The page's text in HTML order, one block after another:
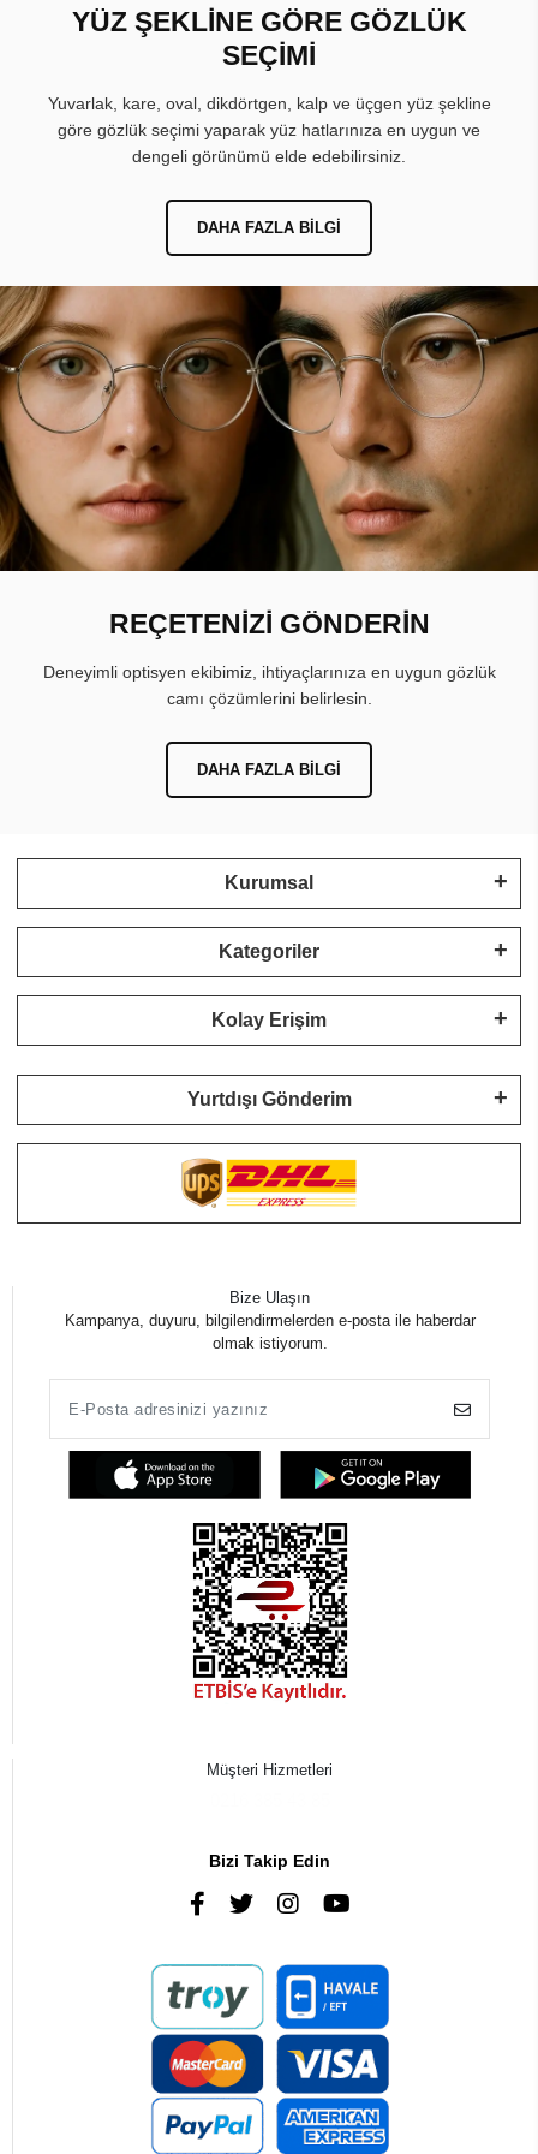
YÜZ ŞEKLİNE GÖRE GÖZLÜK
SEÇİMİ
Yuvarlak, kare, oval, dikdörtgen, kalp ve üçgen yüz şekline
göre gözlük seçimi yaparak yüz hatlarınıza en uygun ve
dengeli görünümü elde edebilirsiniz.
DAHA FAZLA BILGI
REÇETENİZİ GÖNDERİN
Deneyimli optisyen ekibimiz, ihtiyaçlarınıza en uygun gözlük
camı çözümlerini belirlesin.
DAHA FAZLA BILGI
Kurumsal
Kategoriler
Kolay Erişim
Yurtdışı Gönderim
Bize Ulaşın
Kampanya, duyuru, bilgilendirmelerden e-posta ile haberdar
olmak istiyorum.
Müşteri Hizmetleri
Bizi Takip Edin